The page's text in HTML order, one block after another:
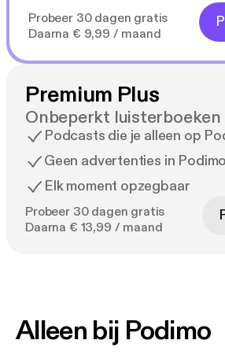
Probeer 30 dagen gratis
Daarna € 9,99 / maand
Premium Plus
Onbeperkt luisterboeken
Podcasts die je alleen op
Geen advertenties in
Elk moment opzegbaar
Probeer 30 dagen gratis
Daarna € 13,99 / maand
Alleen bij Podimo